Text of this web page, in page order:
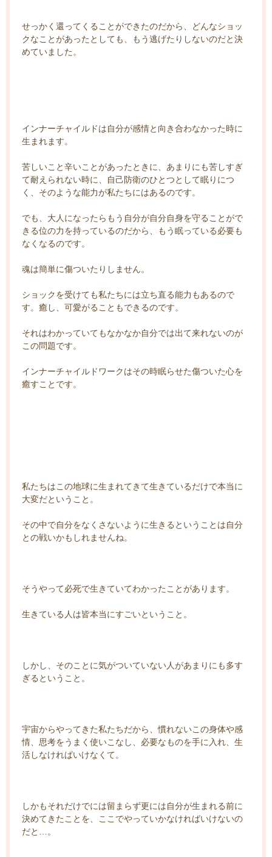
せっかく還ってくることができたのだから、どんなショッ
クなことがあったとしても、もう逃げたりしないのだと決
めていました。
インナーチャイルドは自分が感情と向き合わなかった時に
生まれます。
苦しいこと辛いことがあったときに、あまりにも苦しすぎ
て耐えられない時に、自己防衛のひとつとして眠りにつ
く、そのような能力が私たちにはあるのです。
でも、大人になったらもう自分が自分自身を守ることがで
きる位の力を持っているのだから、もう眠っている必要も
なくなるのです。
魂は簡単に傷ついたりしません。
ショックを受けても私たちには立ち直る能力もあるので
す。癒し、可愛がることもできるのです。
それはわかっていてもなかなか自分では出て来れないのが
この問題です。
インナーチャイルドワークはその時眠らせた傷ついた心を
癒すことです。
私たちはこの地球に生まれてきて生きているだけで本当に
大変だということ。
その中で自分をなくさないように生きるということは自分
との戦いかもしれませんね。
そうやって必死で生きていてわかったことがあります。
生きている人は皆本当にすごいということ。
しかし、そのことに気がついていない人があまりにも多す
ぎるということ。
宇宙からやってきた私たちだから、慣れないこの身体や感
情、思考をうまく使いこなし、必要なものを手に入れ、生
活しなければいけなくて。
しかもそれだけでには留まらず更には自分が生まれる前に
決めてきたことを、ここでやっていかなければいけないの
だと…。